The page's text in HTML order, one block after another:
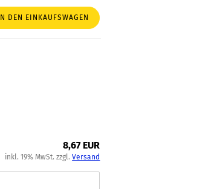
IN DEN EINKAUFSWAGEN
8,67 EUR
inkl. 19% MwSt. zzgl.Versand